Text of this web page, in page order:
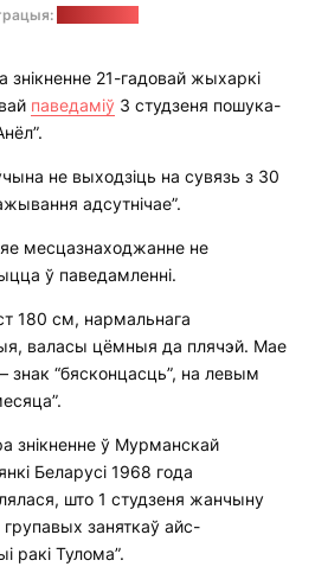
знікненне 21-гадовай жыхаркі
паведаміў 3 студзеня пошука-
не выходзіць на сувязь з 30
адсутнічае”.
месцазнаходжанне не
ў паведамленні.
180 см, нармальнага
валасы цёмныя да плячэй. Мае
знак “бясконцасць”, на левым
знікненне ў Мурманскай
Беларусі 1968 года
што 1 студзеня жанчыну
заняткаў айс-
ракі Тулома”.